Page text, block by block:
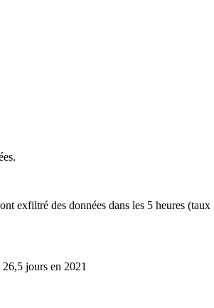
exfiltré des données dans les 5 heures
jours en 2021